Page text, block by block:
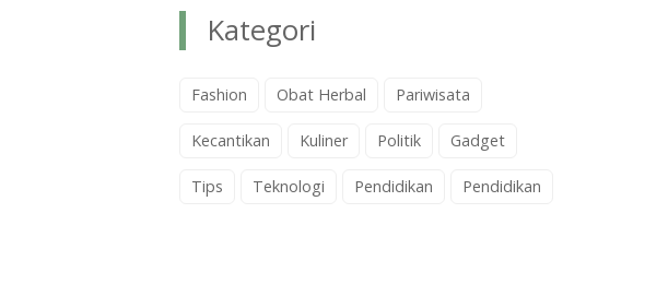
Kategori
Fashion Obat Herbal Pariwisata
Kecantikan Kuliner Politik Gadget
Tips Teknologi Pendidikan Pendidikan